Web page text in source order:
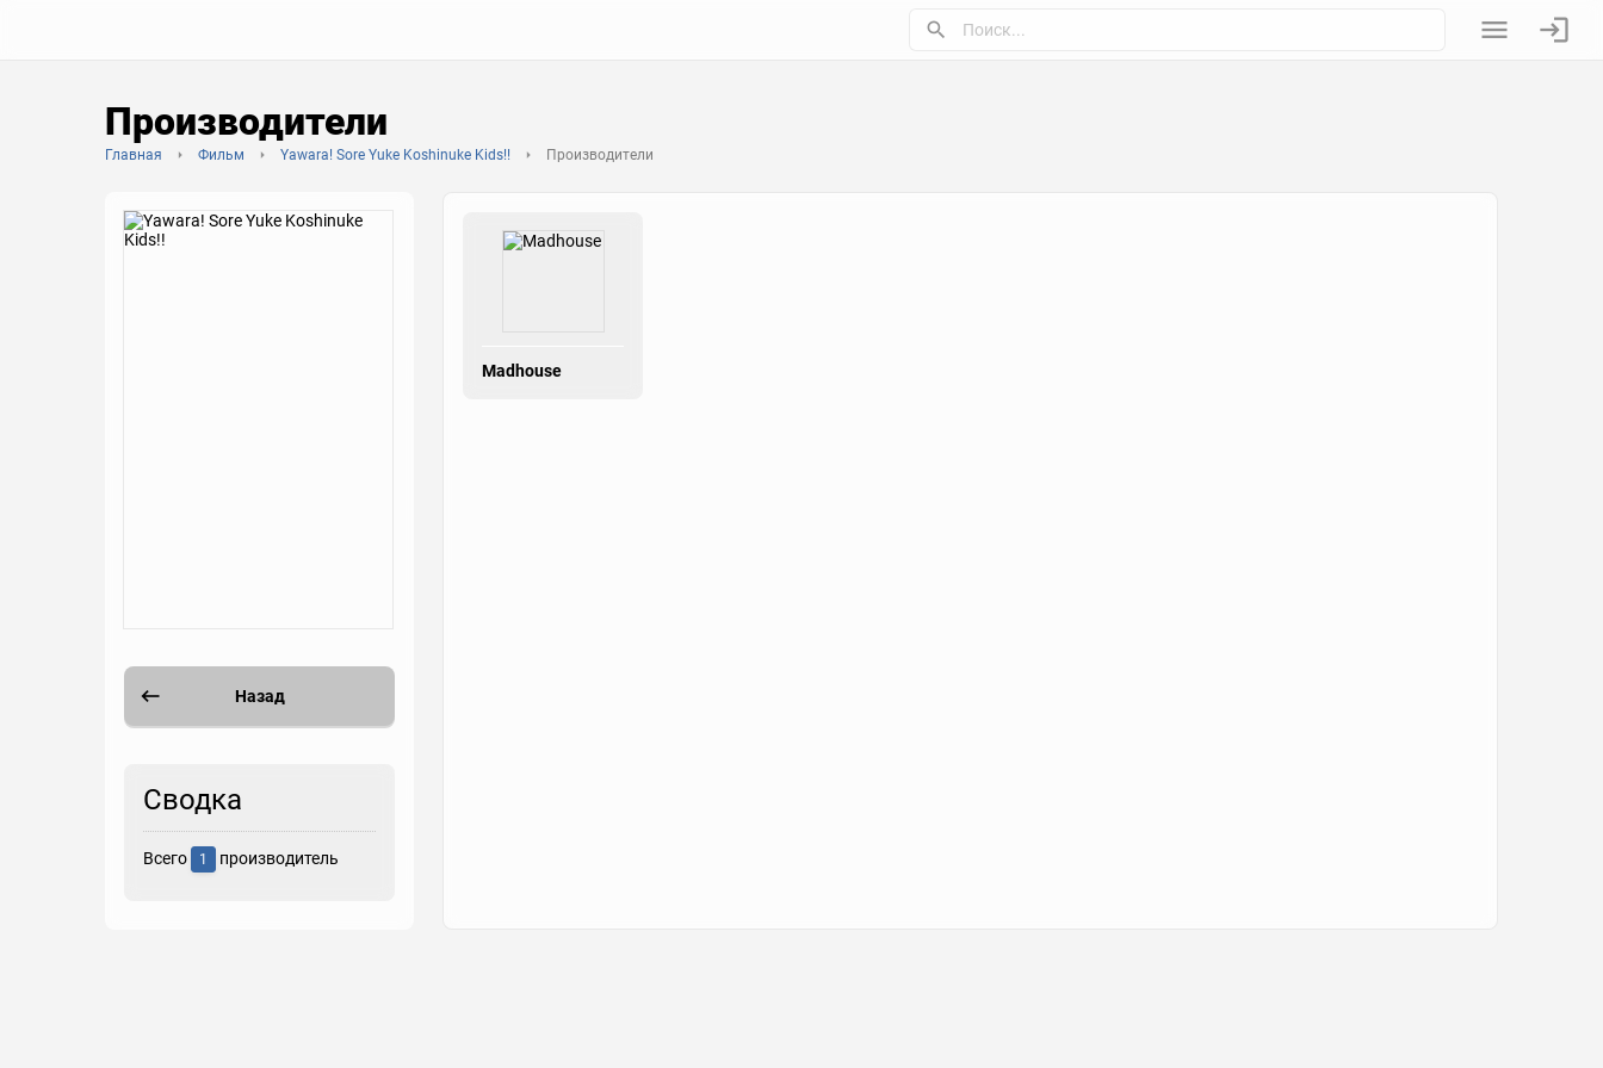
Производители
Главная Фильм Yawara! Sore Yuke Koshinuke Kids!! Производители
Назад
Сводка
Всего 1 производитель
Madhouse